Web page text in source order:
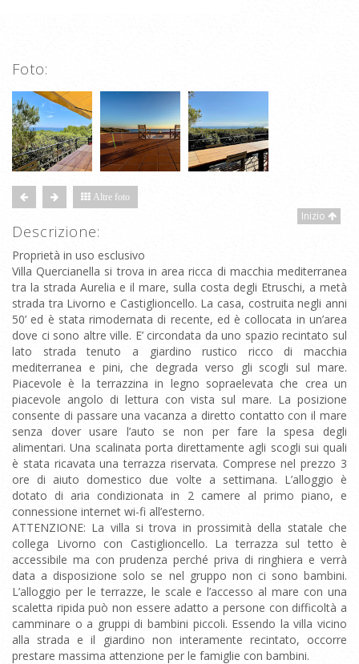
Foto:
Altre foto
Inizio
Descrizione:
Proprietà in uso esclusivo
Villa Quercianella si trova in area ricca di macchia mediterranea
tra la strada Aurelia e il mare, sulla costa degli Etruschi, a metà
strada tra Livorno e Castiglioncello. La casa, costruita negli anni
50’ ed è stata rimodernata di recente, ed è collocata in un’area
dove ci sono altre ville. E’ circondata da uno spazio recintato sul
lato strada tenuto a giardino rustico ricco di macchia
mediterranea e pini, che degrada verso gli scogli sul mare.
Piacevole è la terrazzina in legno sopraelevata che crea un
piacevole angolo di lettura con vista sul mare. La posizione
consente di passare una vacanza a diretto contatto con il mare
senza dover usare l’auto se non per fare la spesa degli
alimentari. Una scalinata porta direttamente agli scogli sui quali
è stata ricavata una terrazza riservata. Comprese nel prezzo 3
ore di aiuto domestico due volte a settimana. L’alloggio è
dotato di aria condizionata in 2 camere al primo piano, e
connessione internet wi-fi all’esterno.
ATTENZIONE: La villa si trova in prossimità della statale che
collega Livorno con Castiglioncello. La terrazza sul tetto è
accessibile ma con prudenza perché priva di ringhiera e verrà
data a disposizione solo se nel gruppo non ci sono bambini.
L’alloggio per le terrazze, le scale e l’accesso al mare con una
scaletta ripida può non essere adatto a persone con difficoltà a
camminare o a gruppi di bambini piccoli. Essendo la villa vicino
alla strada e il giardino non interamente recintato, occorre
prestare massima attenzione per le famiglie con bambini.